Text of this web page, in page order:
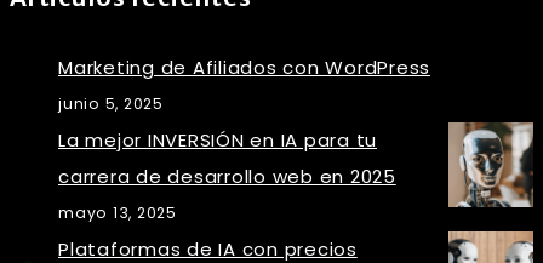
Marketing de Afiliados con WordPress
junio 5, 2025
La mejor INVERSIÓN en IA para tu
carrera de desarrollo web en 2025
mayo 13, 2025
Plataformas de IA con precios